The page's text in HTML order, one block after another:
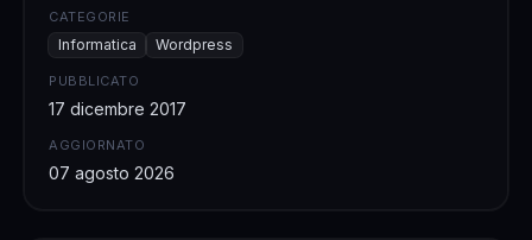
CATEGORIE
Informatica Wordpress
PUBBLICATO
17 dicembre 2017
AGGIORNATO
07 agosto 2026